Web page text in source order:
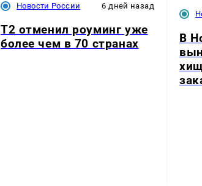
Новости России 6 дней назад
Т2 отменил роуминг уже
более чем в 70 странах
В